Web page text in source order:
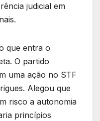
judicial em
que entra o
O partido
uma ação no STF
Alegou que
risco a autonomia
princípios